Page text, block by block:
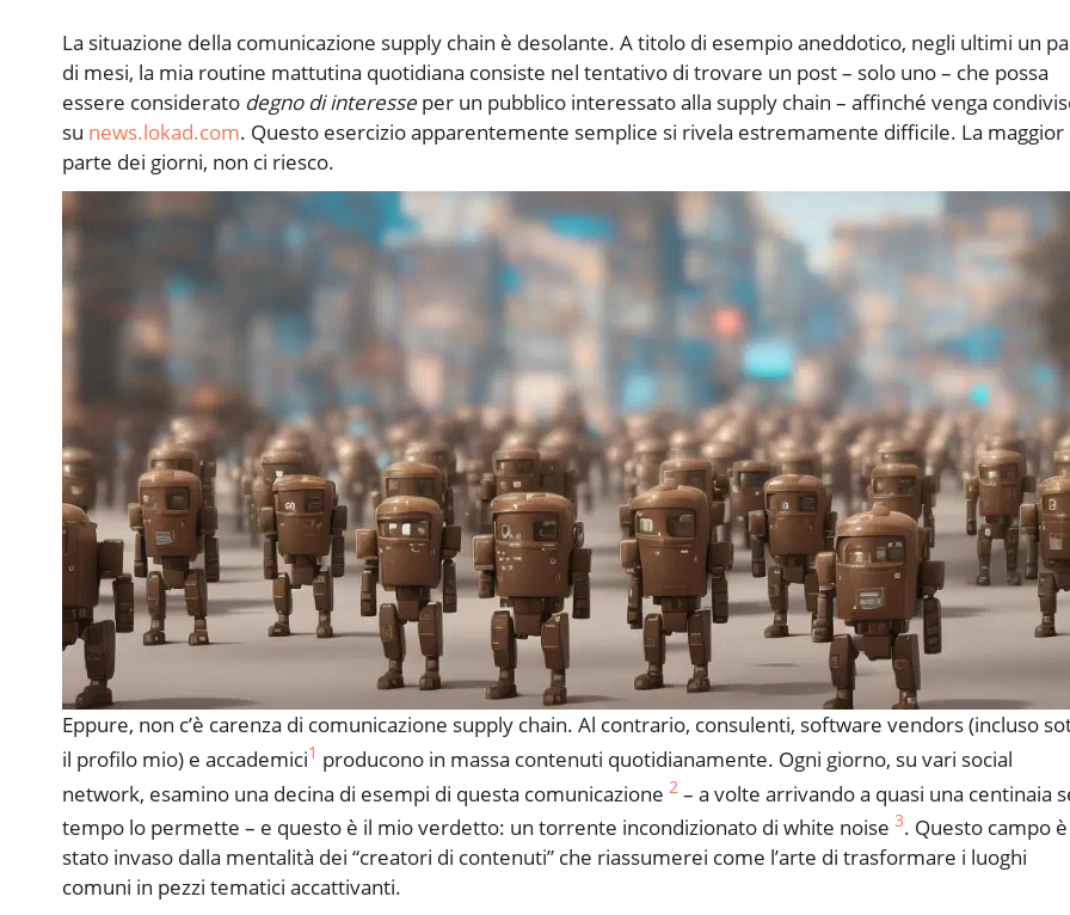
La situazione della comunicazione supply chain è desolante. A titolo di esempio aneddotico, negli ultimi un
di mesi, la mia routine mattutina quotidiana consiste nel tentativo di trovare un post – solo uno – che possa
essere considerato degno di interesseper un pubblico interessato alla supply chain – affinché venga
su news.lokad.com. Questo esercizio apparentemente semplice si rivela estremamente difficile. La maggior
parte dei giorni, non ci riesco.
Eppure, non c’è carenza di comunicazione supply chain. Al contrario, consulenti, software vendors (incluso
il profilo mio) e accademici1 producono in massa contenuti quotidianamente. Ogni giorno, su vari social
network, esamino una decina di esempi di questa comunicazione 2 – a volte arrivando a quasi una centinaia
tempo lo permette – e questo è il mio verdetto: un torrente incondizionato di white noise 3. Questo campo è
stato invaso dalla mentalità dei “creatori di contenuti” che riassumerei come l’arte di trasformare i luoghi
comuni in pezzi tematici accattivanti.